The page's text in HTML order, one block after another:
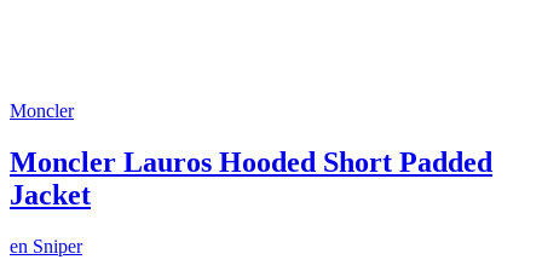
Moncler
Moncler Lauros Hooded Short Padded
Jacket
en Sniper